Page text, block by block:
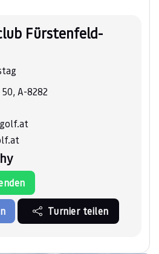
Fürstenfeld-
A-8282
Turnier teilen